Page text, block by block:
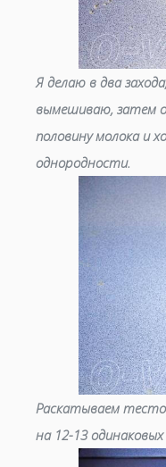
Я делаю в два
вымешиваю, затем
половину молока и
однородности.
Раскатываем тесто
на 12-13 одинаковых